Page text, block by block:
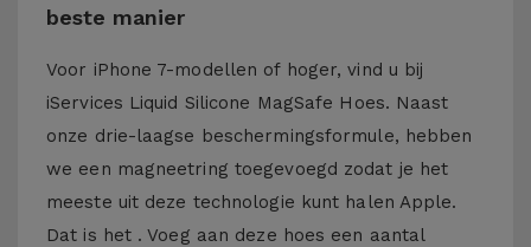
beste manier
Voor iPhone 7-modellen of hoger, vind u bij
iServices Liquid Silicone MagSafe Hoes. Naast
onze drie-laagse beschermingsformule, hebben
we een magneetring toegevoegd zodat je het
meeste uit deze technologie kunt halen Apple.
Dat is het . Voeg aan deze hoes een aantal